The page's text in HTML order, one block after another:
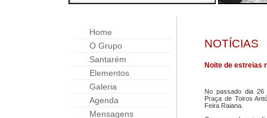
Home
O Grupo
Santarém
Elementos
Galeria
Agenda
Mensagens
NOTÍCIAS
Noite de estreias
No passado dia 26
Praça de Toiros
Feira Raiana.